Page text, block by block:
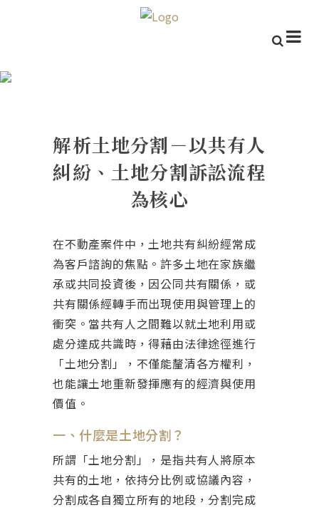
解析土地分割－以共有人
糾紛、土地分割訴訟流程
為核心
在不動產案件中，土地共有糾紛經常成
為客戶諮詢的焦點。許多土地在家族繼
承或共同投資後，因公同共有關係，或
共有關係經轉手而出現使用與管理上的
衝突。當共有人之間難以就土地利用或
處分達成共識時，得藉由法律途徑進行
「土地分割」，不僅能釐清各方權利，
也能讓土地重新發揮應有的經濟與使用
價值。
一、什麼是土地分割？
所謂「土地分割」，是指共有人將原本
共有的土地，依持分比例或協議內容，
分割成各自獨立所有的地段，分割完成